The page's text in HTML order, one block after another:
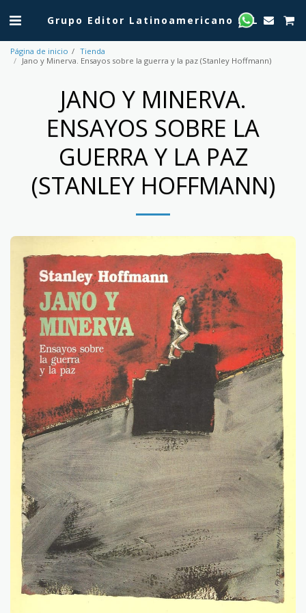
Grupo Editor Latinoamericano SRL
Página de inicio
Tienda
Jano y Minerva. Ensayos sobre la guerra y la paz (Stanley Hoffmann)
JANO Y MINERVA.
ENSAYOS SOBRE LA
GUERRA Y LA PAZ
(STANLEY HOFFMANN)